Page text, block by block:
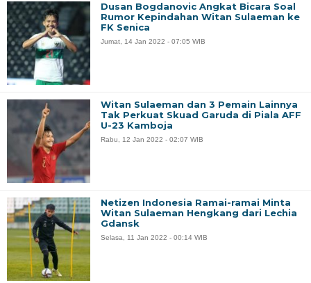
Dusan Bogdanovic Angkat Bicara Soal
Rumor Kepindahan Witan Sulaeman ke
FK Senica
Jumat, 14 Jan 2022 - 07:05 WIB
Witan Sulaeman dan 3 Pemain Lainnya
Tak Perkuat Skuad Garuda di Piala AFF
U-23 Kamboja
Rabu, 12 Jan 2022 - 02:07 WIB
Netizen Indonesia Ramai-ramai Minta
Witan Sulaeman Hengkang dari Lechia
Gdansk
Selasa, 11 Jan 2022 - 00:14 WIB